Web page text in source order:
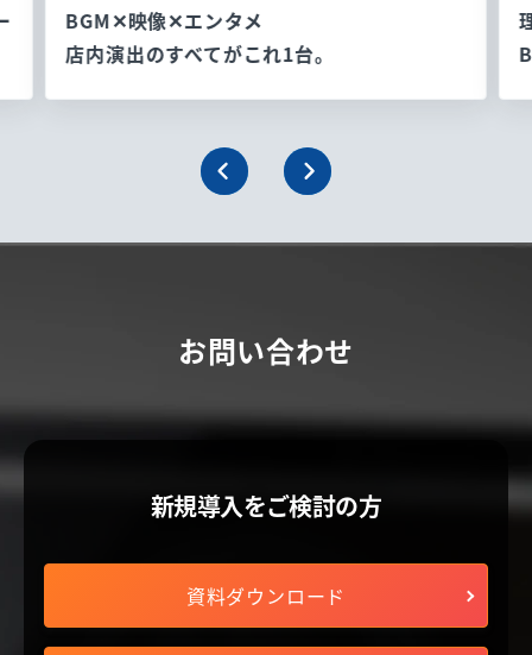
BGM✕映像✕エンタメ
店内演出のすべてがこれ1台。
お問い合わせ
新規導入をご検討の方
資料ダウンロード